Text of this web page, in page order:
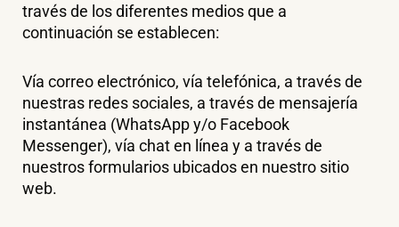
través de los diferentes medios que a
continuación se establecen:
Vía correo electrónico, vía telefónica, a través de
nuestras redes sociales, a través de mensajería
instantánea (WhatsApp y/o Facebook
Messenger), vía chat en línea y a través de
nuestros formularios ubicados en nuestro sitio
web.